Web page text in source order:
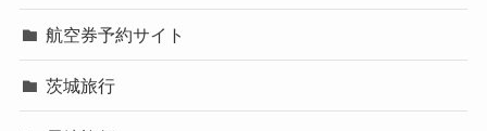
航空券予約サイト
茨城旅行